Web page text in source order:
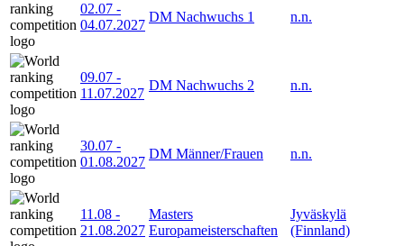
02.07 -
04.07.2027
DM Nachwuchs 1 n.n.
09.07 -
11.07.2027
DM Nachwuchs 2 n.n.
30.07 -
01.08.2027
DM Männer/Frauen n.n.
11.08 -
21.08.2027
Masters
Europameisterschaften
Jyväskylä
(Finnland)